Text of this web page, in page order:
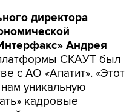
директора
Андрея
СКАУТ был
с АО «Апатит». «Этот
уникальную
кадровые